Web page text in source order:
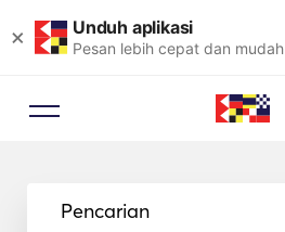
× Unduh aplikasi
Pesan lebih cepat dan mudah
Pencarian